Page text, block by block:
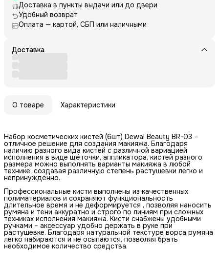
Доставка в пункты выдачи или до двери
Удобный возврат
Оплата — картой, СБП или наличными
Доставка
О товаре Характеристики
Набор косметических кистей (6шт) Dewal Beauty BR-03 –
отличное решение для создания макияжа. Благодаря
наличию разного вида кистей с различной вариацией
исполнения в виде щёточки, аппликатора, кистей разного
размера можно выполнять варианты макияжа в любой
технике, создавая различную степень растушевки легко и
непринуждённо.
Профессиональные кисти выполнены из качественных
полиматериалов и сохраняют функциональность
длительное время и не деформируется , позволяя наносить
румяна и тени аккуратно и строго по линиям при сложных
техниках исполнения макияжа. Кисти снабжены удобными
ручками – аксессуар удобно держать в руке при
растушевке. Благодаря натуральной текстуре ворса румяна
легко набираются и не осыпаются, позволяя брать
необходимое количество средства.